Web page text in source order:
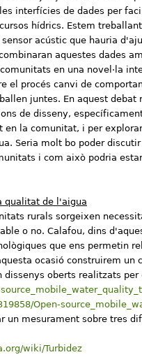
interfícies de dades per
hídrics. Estem
acústic que hauria
aquestes dades
en una novel·la
el procés canvi de
juntes. En aquest debat
de disseny,
en la comunitat, i per
Seria molt bo poder
i com això podria
qualitat de l'aigua
rurals sorgeixen
o no. Calafou, dins
que ens permetin
ocasió construirem un
dissenys oberts realitzats
Open-
un mesurament sobre tres
wiki/Turbidez